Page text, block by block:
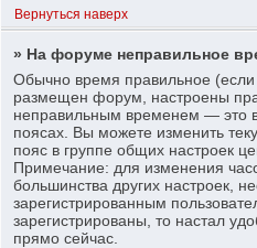
Вернуться наверх
» На форуме неправильное
Обычно время правильное
размещен форум, настроены
неправильным временем — это
поясах. Вы можете изменить
пояс в группе общих настроек
Примечание: для изменения
большинства других настроек,
зарегистрированным
зарегистрированы, то настал
прямо сейчас.